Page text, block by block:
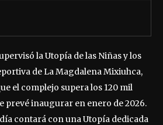
la Utopía de las Niñas y los
de La Magdalena Mixiuhca,
el complejo supera los 120 mil
prevé inaugurar en enero de 2026.
contará con una Utopía dedicada